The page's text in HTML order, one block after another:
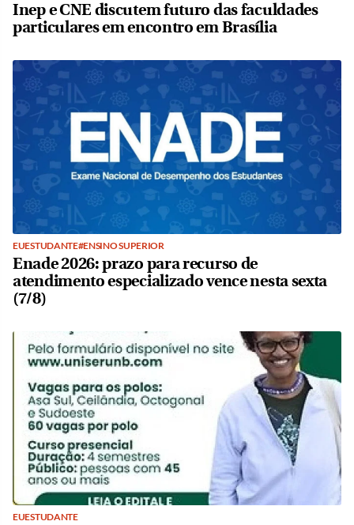
Inep e CNE discutem futuro das faculdades
particulares em encontro em Brasília
EUESTUDANTE#ENSINO SUPERIOR
Enade 2026: prazo para recurso de
atendimento especializado vence nesta sexta
(7/8)
EUESTUDANTE